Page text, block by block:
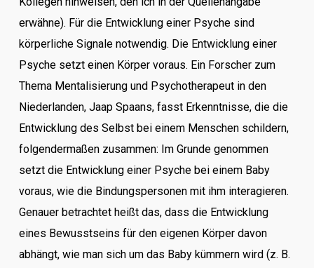
erwähne). Für die Entwicklung einer Psyche sind
körperliche Signale notwendig. Die Entwicklung einer
Psyche setzt einen Körper voraus. Ein Forscher zum
Thema Mentalisierung und Psychotherapeut in den
Niederlanden, Jaap Spaans, fasst Erkenntnisse, die die
Entwicklung des Selbst bei einem Menschen schildern,
folgendermaßen zusammen: Im Grunde genommen
setzt die Entwicklung einer Psyche bei einem Baby
voraus, wie die Bindungspersonen mit ihm interagieren.
Genauer betrachtet heißt das, dass die Entwicklung
eines Bewusstseins für den eigenen Körper davon
abhängt, wie man sich um das Baby kümmern wird (z. B.